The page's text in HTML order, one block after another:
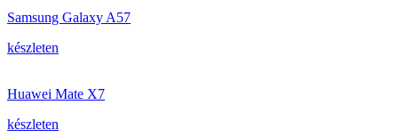
Samsung Galaxy A57
készleten
Huawei Mate X7
készleten